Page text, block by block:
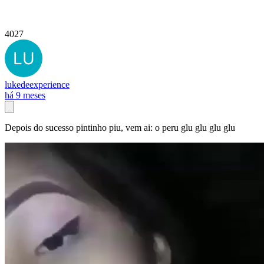
4027
lukedeexperience
há 9 meses
Depois do sucesso pintinho piu, vem ai: o peru glu glu glu glu